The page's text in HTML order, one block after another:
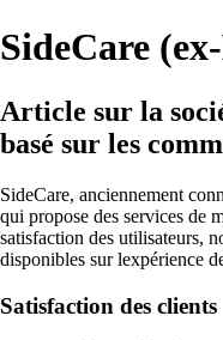
SideCare
Article sur la
basé sur les
SideCare, anciennement
qui propose des services de
satisfaction des utilisateurs,
disponibles sur lexpérience
Satisfaction des clients